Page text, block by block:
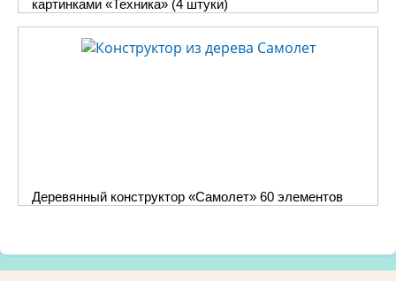
картинками «Техника» (4 штуки)
Деревянный конструктор «Самолет» 60 элементов